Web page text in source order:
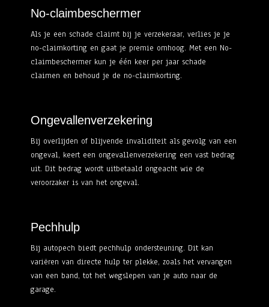
No-claimbeschermer
Als je een schade claimt bij je verzekeraar, verlies je je
no-claimkorting en gaat je premie omhoog. Met een No-
claimbeschermer kun je één keer per jaar schade
claimen en behoud je de no-claimkorting.
Ongevallenverzekering
Bij overlijden of blijvende invaliditeit als gevolg van een
ongeval, keert een ongevallenverzekering een vast bedrag
uit. Dit bedrag wordt uitbetaald ongeacht wie de
veroorzaker is van het ongeval.
Pechhulp
Bij autopech biedt pechhulp ondersteuning. Dit kan
variëren van directe hulp ter plekke, zoals het vervangen
van een band, tot het wegslepen van je auto naar de
garage.